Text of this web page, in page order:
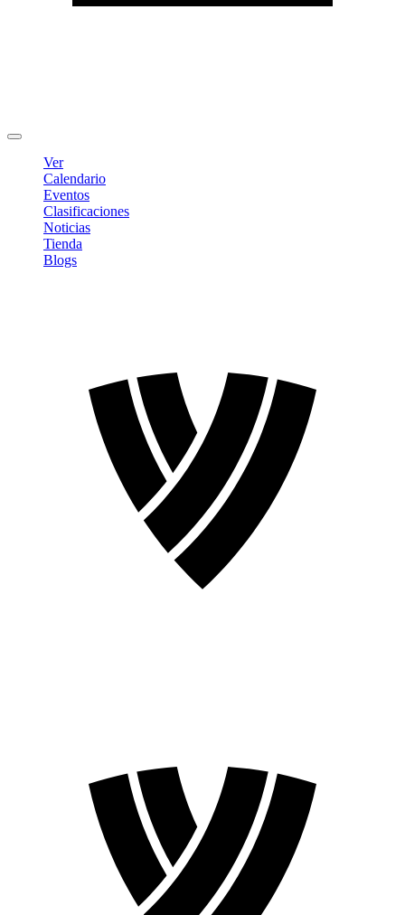
Ver
Calendario
Eventos
Clasificaciones
Noticias
Tienda
Blogs